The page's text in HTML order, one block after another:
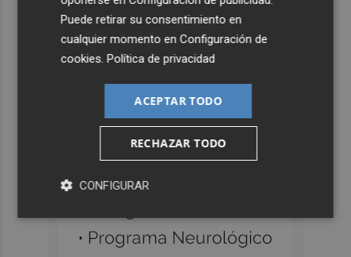
Puede retirar su consentimiento en
cualquier momento enConfiguración de
cookies.Política de privacidad
ACEPTAR TODO
RECHAZAR TODO
CONFIGURAR